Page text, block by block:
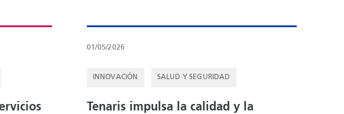
01/05/2026
INNOVACIÓN SALUD Y SEGURIDAD
Tenaris impulsa la calidad y la